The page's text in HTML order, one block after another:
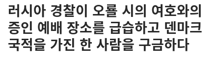
러시아 경찰이 오룔 시의 여호와의
증인 예배 장소를 급습하고 덴마크
국적을 가진 한 사람을 구금하다